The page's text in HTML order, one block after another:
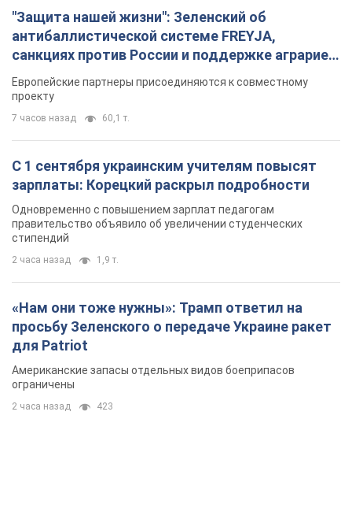
"Защита нашей жизни": Зеленский об
антибаллистической системе FREYJA,
санкциях против России и поддержке аграриев.
Видео
Европейские партнеры присоединяются к совместному
проекту
7 часов назад 60,1 т.
С 1 сентября украинским учителям повысят
зарплаты: Корецкий раскрыл подробности
Одновременно с повышением зарплат педагогам
правительство объявило об увеличении студенческих
стипендий
2 часа назад 1,9 т.
«Нам они тоже нужны»: Трамп ответил на
просьбу Зеленского о передаче Украине ракет
для Patriot
Американские запасы отдельных видов боеприпасов
ограничены
2 часа назад 423